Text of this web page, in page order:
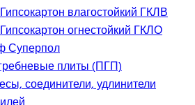
Гипсокартон влагостойкий ГКЛВ
Гипсокартон огнестойкий ГКЛО
Суперпол
плиты (ПГП)
соединители, удлинители